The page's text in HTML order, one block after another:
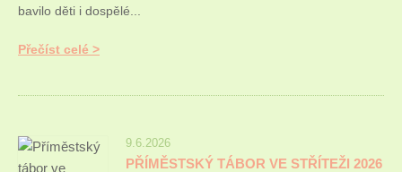
bavilo děti i dospělé...
Přečíst celé
9.6.2026
PŘÍMĚSTSKÝ TÁBOR VE STŘÍTEŽI 2026